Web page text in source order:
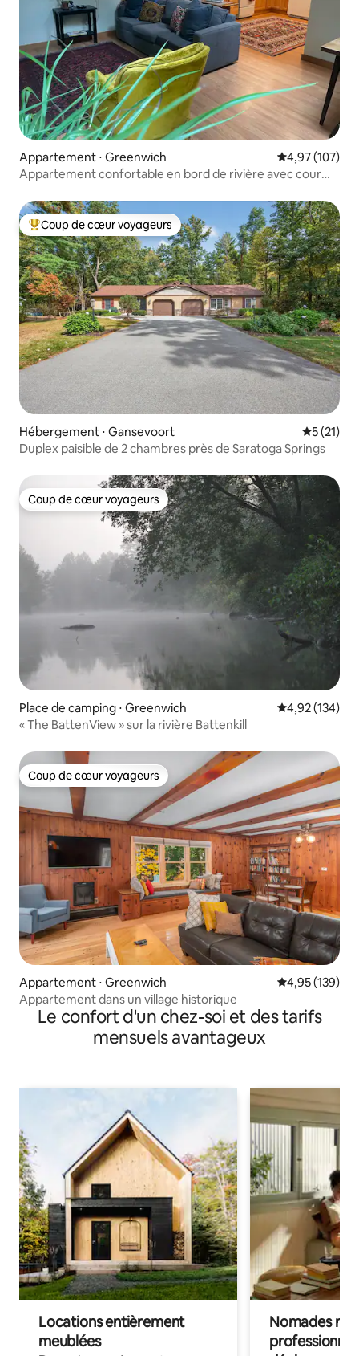
Appartement ⋅ Greenwich Évaluation
4,97 (107)
Appartement confortable en bord de rivière avec cour
Coups de cœur voyageurs les plus appréciés
Coup de cœur voyageurs
Hébergement ⋅ Gansevoort
5 (21)
Duplex paisible de 2 chambres près de Saratoga Springs
Coup de cœur voyageurs
Coup de cœur voyageurs
Place de camping ⋅ Greenwich Évaluation
4,92 (134)
« The BattenView » sur la rivière Battenkill
Coup de cœur voyageurs
Coup de cœur voyageurs
Appartement ⋅ Greenwich Évaluation
4,95 (139)
Appartement dans un village historique
Le confort d'un chez-soi et des tarifs
mensuels avantageux
Locations entièrement
meublées
Nomades